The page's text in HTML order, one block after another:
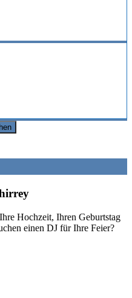
Hochzeit, Ihren Geburtstag
einen DJ für Ihre Feier?